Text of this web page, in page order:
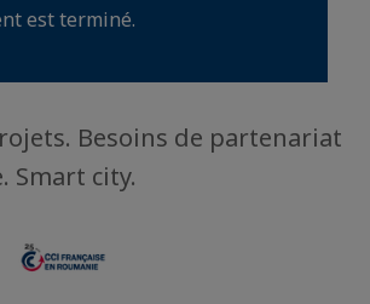
est terminé.
Besoins de partenariat
Smart city.